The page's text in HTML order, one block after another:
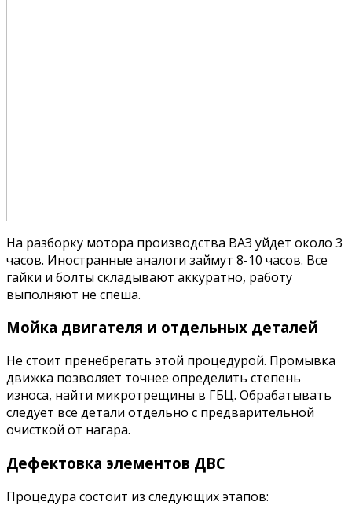
На разборку мотора производства ВАЗ уйдет около 3
часов. Иностранные аналоги займут 8-10 часов. Все
гайки и болты складывают аккуратно, работу
выполняют не спеша.
Мойка двигателя и отдельных деталей
Не стоит пренебрегать этой процедурой. Промывка
движка позволяет точнее определить степень
износа, найти микротрещины в ГБЦ. Обрабатывать
следует все детали отдельно с предварительной
очисткой от нагара.
Дефектовка элементов ДВС
Процедура состоит из следующих этапов: